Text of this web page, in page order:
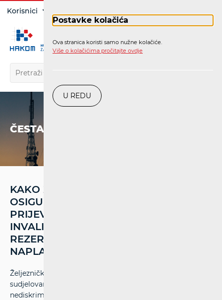
Postavke kolačića
Ova stranica koristi samo nužne kolačiće.
Više o kolačićima pročitajte ovdje
U REDU
Korisnici
ČESTA PITANJA
KAKO ŽELJEZNIČKI PRIJEVOZNICI
OSIGURAVAJU PRISTUPAČNOST
PRIJEVOZA ZA OSOBE S
INVALIDITETOM? KOJA SU PRAVILA ZA
REZERVACIJE I KARTE, TE SMIJU LI SE
NAPLAĆIVATI DODATNI TROŠKOVI?
Željeznički prijevoznici i upravitelji kolodvora, uz
sudjelovanje predstavničkih organizacija, osiguravaju
nediskriminirajuća pravila za pristupačnost osobama s